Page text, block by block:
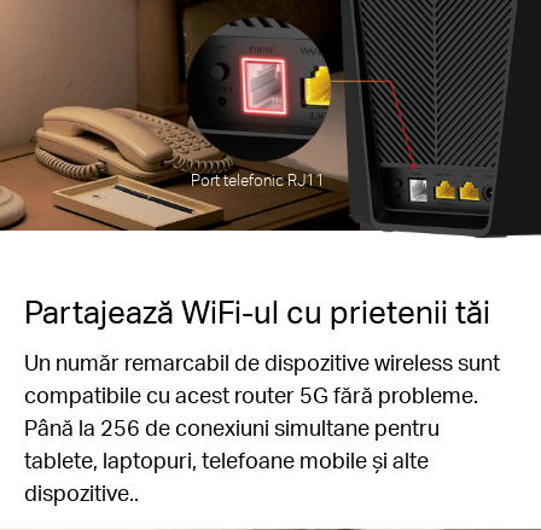
Port telefonic RJ11
Partajează WiFi-ul cu prietenii tăi
Un număr remarcabil de dispozitive wireless sunt
compatibile cu acest router 5G fără probleme.
Până la 256 de conexiuni simultane pentru
tablete, laptopuri, telefoane mobile și alte
dispozitive..